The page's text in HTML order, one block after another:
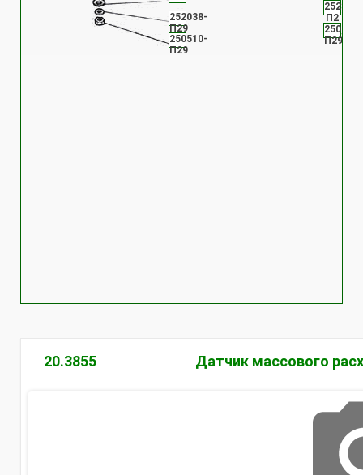
250510-
П29
252038-
П29
252134-
П2
250508-
П29
20.3855 Датчик массового